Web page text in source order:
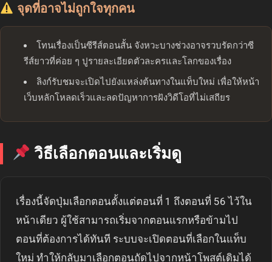
จุดที่อาจไม่ถูกใจทุกคน
โทนเรื่องเป็นซีรีส์ตอนสั้น จังหวะบางช่วงอาจรวบรัดกว่าซี
รีส์ยาวที่ค่อย ๆ ปูรายละเอียดตัวละครและโลกของเรื่อง
ลิงก์รับชมจะเปิดไปยังแหล่งต้นทางในแท็บใหม่ เพื่อให้หน้า
เว็บหลักโหลดเร็วและลดปัญหาการฝังวิดีโอที่ไม่เสถียร
วิธีเลือกตอนและเริ่มดู
เรื่องนี้จัดปุ่มเลือกตอนตั้งแต่ตอนที่ 1 ถึงตอนที่ 56 ไว้ใน
หน้าเดียว ผู้ใช้สามารถเริ่มจากตอนแรกหรือข้ามไป
ตอนที่ต้องการได้ทันที ระบบจะเปิดตอนที่เลือกในแท็บ
ใหม่ ทำให้กลับมาเลือกตอนถัดไปจากหน้าโพสต์เดิมได้